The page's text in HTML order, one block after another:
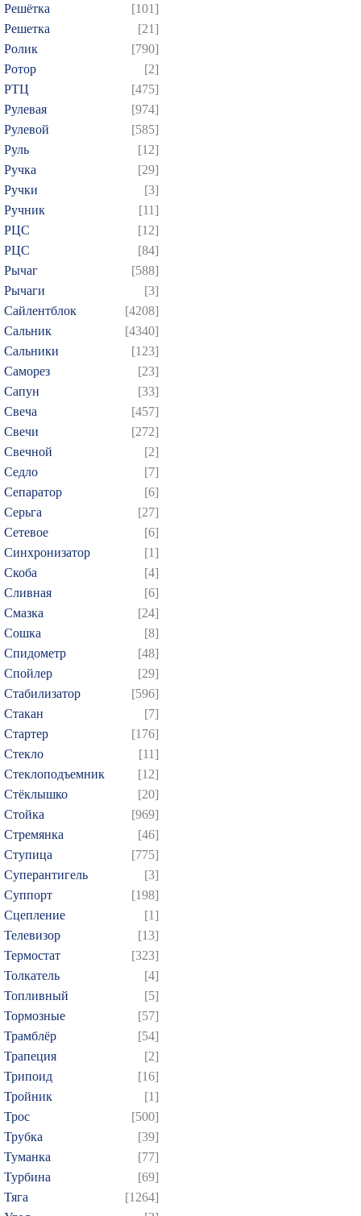
Решётка
[101]
Решетка
[21]
Ролик
[790]
Ротор
[2]
РТЦ
[475]
Рулевая
[974]
Рулевой
[585]
Руль
[12]
Ручка
[29]
Ручки
[3]
Ручник
[11]
РЦC
[12]
РЦС
[84]
Рычаг
[588]
Рычаги
[3]
Сайлентблок
[4208]
Сальник
[4340]
Сальники
[123]
Саморез
[23]
Сапун
[33]
Свеча
[457]
Свечи
[272]
Свечной
[2]
Седло
[7]
Сепаратор
[6]
Серьга
[27]
Сетевое
[6]
Синхронизатор
[1]
Скоба
[4]
Сливная
[6]
Смазка
[24]
Сошка
[8]
Спидометр
[48]
Спойлер
[29]
Стабилизатор
[596]
Стакан
[7]
Стартер
[176]
Стекло
[11]
Стеклоподъемник
[12]
Стёклышко
[20]
Стойка
[969]
Стремянка
[46]
Ступица
[775]
Суперантигель
[3]
Суппорт
[198]
Сцепление
[1]
Телевизор
[13]
Термостат
[323]
Толкатель
[4]
Топливный
[5]
Тормозные
[57]
Трамблёр
[54]
Трапеция
[2]
Трипоид
[16]
Тройник
[1]
Трос
[500]
Трубка
[39]
Туманка
[77]
Турбина
[69]
Тяга
[1264]